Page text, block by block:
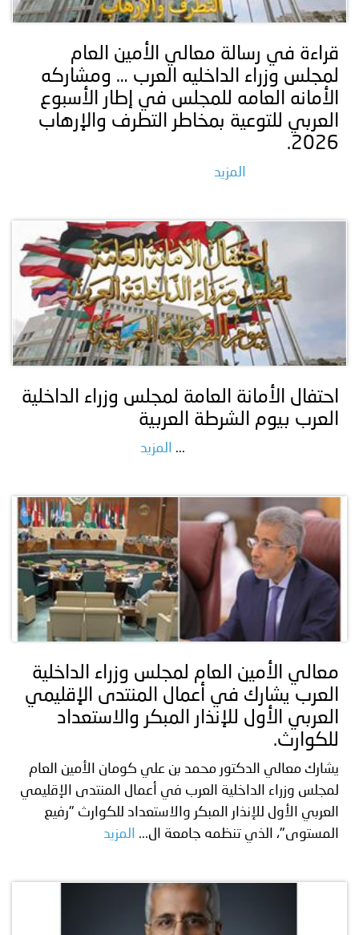
قراءة في رسالة معالي الأمين العام
لمجلس وزراء الداخليه العرب … ومشاركه
الأمانه العامه للمجلس في إطار الأسبوع
العربي للتوعية بمخاطر التطرف والإرهاب
2026.
المزيد
احتفال الأمانة العامة لمجلس وزراء الداخلية
العرب بيوم الشرطة العربية
... المزيد
معالي الأمين العام لمجلس وزراء الداخلية
العرب يشارك في أعمال المنتدى الإقليمي
العربي الأول للإنذار المبكر والاستعداد
للكوارث.
يشارك معالي الدكتور محمد بن علي كومان الأمين العام
لمجلس وزراء الداخلية العرب في أعمال المنتدى الإقليمي
العربي الأول للإنذار المبكر والاستعداد للكوارث "رفيع
المستوى"، الذي تنظمه جامعة ال...
المزيد